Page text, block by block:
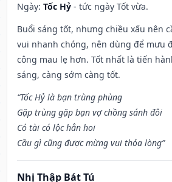
Ngày: Tốc Hỷ - tức ngày Tốt vừa.
Buổi sáng tốt, nhưng chiều xấu nên
vui nhanh chóng, nên dùng để mưu
công mau lẹ hơn. Tốt nhất là tiến
sáng, càng sớm càng tốt.
“Tốc Hỷ là bạn trùng phùng
Gặp trùng gặp bạn vợ chồng sánh đôi
Có tài có lộc hẳn hoi
Cầu gì cũng được mừng vui thỏa lòng”
Nhị Thập Bát Tú